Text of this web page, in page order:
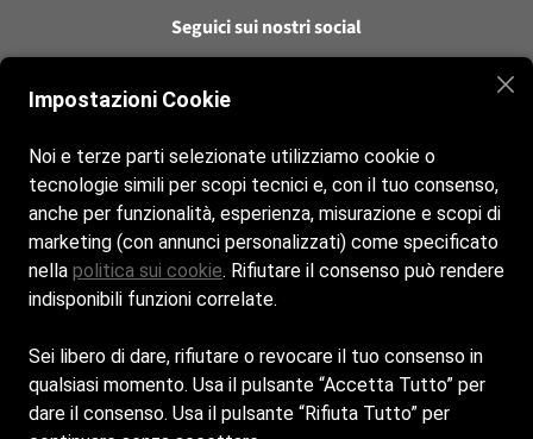
Seguici sui nostri social
Contatti
info@tangaroabeach.it
+39 340 6293471
Privacy Policy
Impostazioni Cookie
Noi e terze parti selezionate utilizziamo cookie o
tecnologie simili per scopi tecnici e, con il tuo consenso,
anche per funzionalità, esperienza, misurazione e scopi di
marketing (con annunci personalizzati) come specificato
nella politica sui cookie. Rifiutare il consenso può rendere
indisponibili funzioni correlate.
Sei libero di dare, rifiutare o revocare il tuo consenso in
qualsiasi momento. Usa il pulsante “Accetta Tutto” per
dare il consenso. Usa il pulsante “Rifiuta Tutto” per